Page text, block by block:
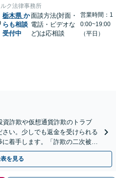
ク法律事務所
栃木県 か
らも相談
受付中
面談方法(対面・
電話・ビデオな
ど)は応相談
営業時間：1
0:00~19:00
（平日）
資詐欺や仮想通貨詐欺のトラブ
い。少しでも返金を受けられる
着手します。「詐欺の二次被
無料】【Web相談可】
を見る